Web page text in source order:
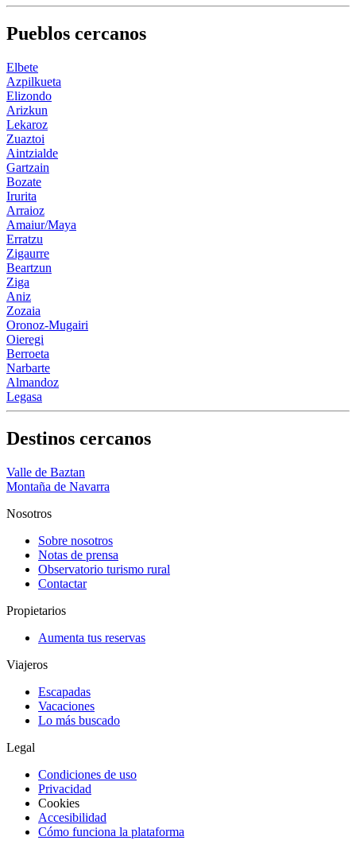
Pueblos cercanos
Elbete
Azpilkueta
Elizondo
Arizkun
Lekaroz
Zuaztoi
Aintzialde
Gartzain
Bozate
Irurita
Arraioz
Amaiur/Maya
Erratzu
Zigaurre
Beartzun
Ziga
Aniz
Zozaia
Oronoz-Mugairi
Oieregi
Berroeta
Narbarte
Almandoz
Legasa
Destinos cercanos
Valle de Baztan
Montaña de Navarra
Nosotros
Sobre nosotros
Notas de prensa
Observatorio turismo rural
Contactar
Propietarios
Aumenta tus reservas
Viajeros
Escapadas
Vacaciones
Lo más buscado
Legal
Condiciones de uso
Privacidad
Cookies
Accesibilidad
Cómo funciona la plataforma